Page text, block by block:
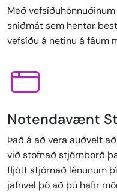
Með
sniðmát sem hentar
vefsíðu á netinu á fáum
Notendavænt
Það á að vera auðvelt
við stofnað stjórnborð
fljótt stjórnað lénunum
jafnvel þó að þú hafir